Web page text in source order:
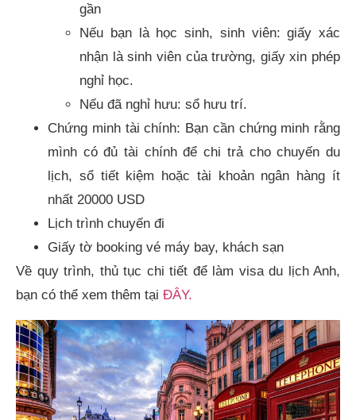
gần
Nếu bạn là học sinh, sinh viên: giấy xác
nhận là sinh viên của trường, giấy xin phép
nghỉ học.
Nếu đã nghỉ hưu: sổ hưu trí.
Chứng minh tài chính: Bạn cần chứng minh rằng
mình có đủ tài chính để chi trả cho chuyến du
lịch, sổ tiết kiệm hoặc tài khoản ngân hàng ít
nhất 20000 USD
Lịch trình chuyến đi
Giấy tờ booking vé máy bay, khách sạn
Về quy trình, thủ tục chi tiết để làm visa du lịch Anh,
bạn có thể xem thêm tại ĐÂY.